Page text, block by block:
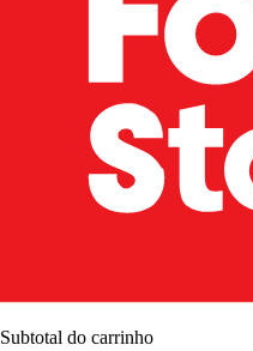
Subtotal do carrinho